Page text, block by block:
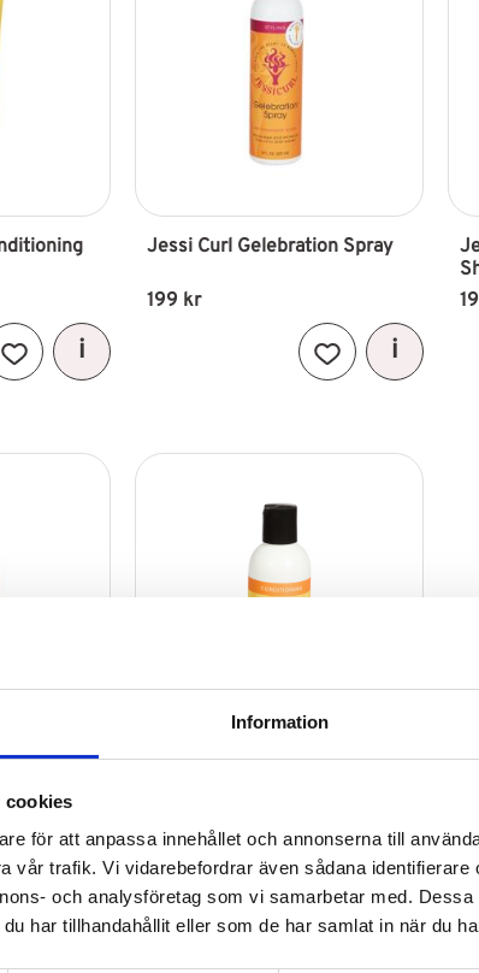
Information
cookies
för att anpassa innehållet och annonserna till
vår trafik. Vi vidarebefordrar även sådana identifierare
och analysföretag som vi samarbetar med.
har tillhandahållit eller som de har samlat in när du
Lägg till i favoriter
Jessi Curl Gelebration Spray
199 kr
Lägg till i favoriter
Styling
Jessicurl Too Shea!
Conditioner
199kr